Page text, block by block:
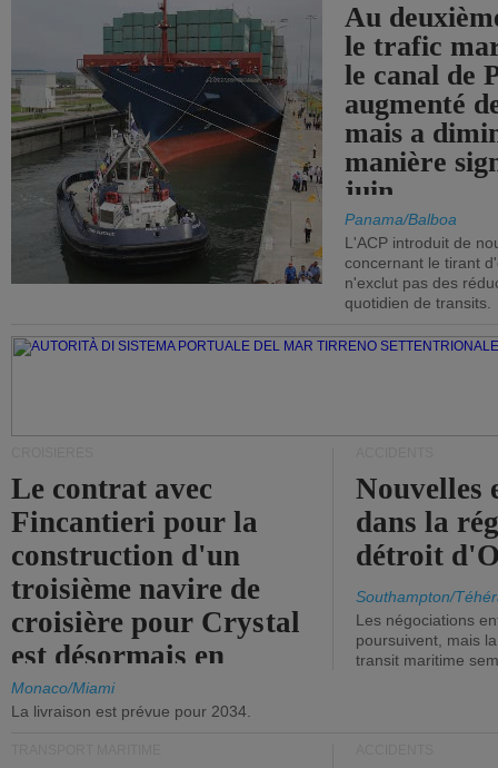
Au
le trafic
le canal de
augmenté
mais a
manière
juin.
Panama/Balboa
L'ACP introduit de
concernant le tirant
n'exclut pas des
quotidien de transits.
Le contrat avec
Fincantieri pour la
construction d'un
troisième navire de
croisière pour Crystal
est désormais en
vigueur.
Monaco/Miami
La livraison est prévue pour 2034.
Nouvelles
dans la
détroit
Southampton/
Les négociations
poursuivent, mais
transit maritime